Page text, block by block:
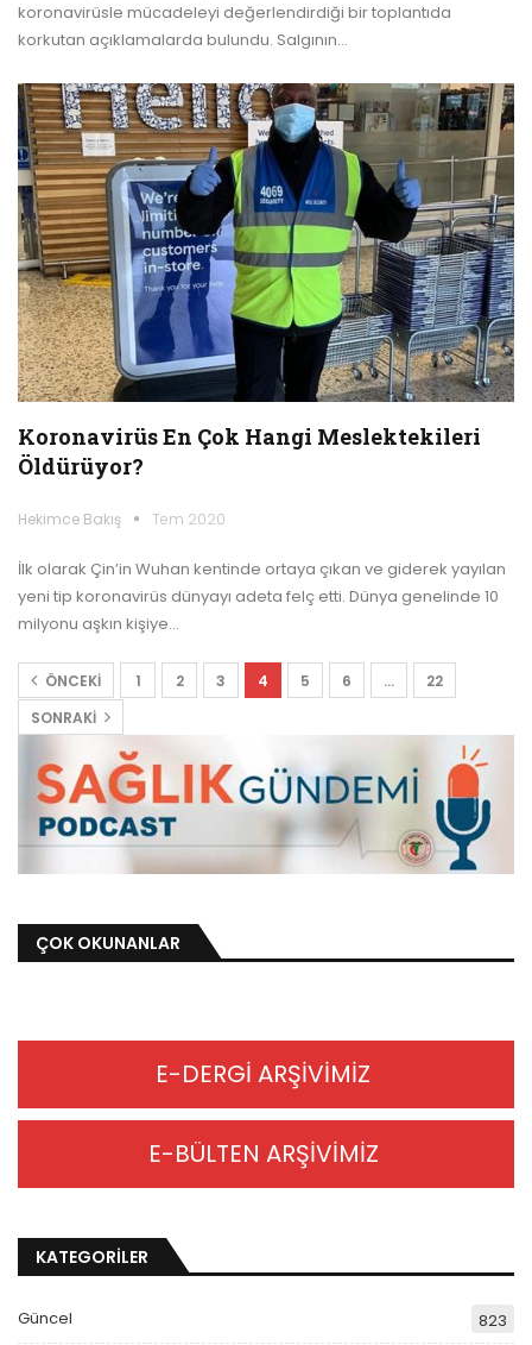
koronavirüsle mücadeleyi değerlendirdiği bir toplantıda
korkutan açıklamalarda bulundu. Salgının…
Koronavirüs En Çok Hangi Meslektekileri
Öldürüyor?
Hekimce Bakış Tem 2020
İlk olarak Çin’in Wuhan kentinde ortaya çıkan ve giderek yayılan
yeni tip koronavirüs dünyayı adeta felç etti. Dünya genelinde 10
milyonu aşkın kişiye…
ÖNCEKI 1 2 3 4 5 6 …
22
SONRAKI
ÇOK OKUNANLAR
E-DERGİ ARŞİVİMİZ
E-BÜLTEN ARŞİVİMİZ
KATEGORİLER
Güncel 823